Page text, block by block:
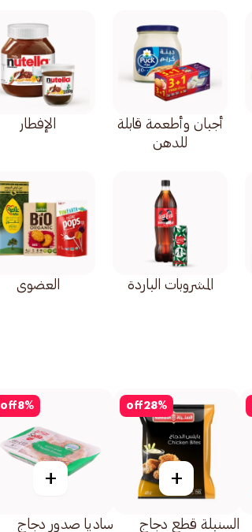
أجبان وأطعمة قابلة
للدهن
المشروبات الباردة
الإفطار
العضوي
28%
off
+
السنبلة قطع دجاج
8%
off
+
ساديا صدور دجاج